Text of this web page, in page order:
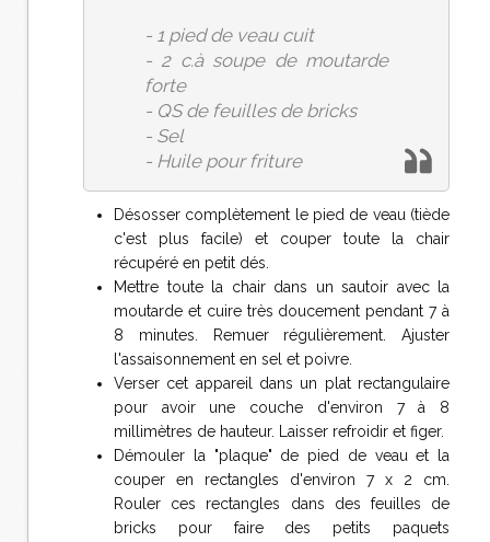
- 1 pied de veau cuit
- 2 c.à soupe de moutarde
forte
- QS de feuilles de bricks
- Sel
- Huile pour friture
Désosser complètement le pied de veau (tiède
c'est plus facile) et couper toute la chair
récupéré en petit dés.
Mettre toute la chair dans un sautoir avec la
moutarde et cuire très doucement pendant 7 à
8 minutes. Remuer régulièrement. Ajuster
l'assaisonnement en sel et poivre.
Verser cet appareil dans un plat rectangulaire
pour avoir une couche d'environ 7 à 8
millimètres de hauteur. Laisser refroidir et figer.
Démouler la "plaque" de pied de veau et la
couper en rectangles d'environ 7 x 2 cm.
Rouler ces rectangles dans des feuilles de
bricks pour faire des petits paquets